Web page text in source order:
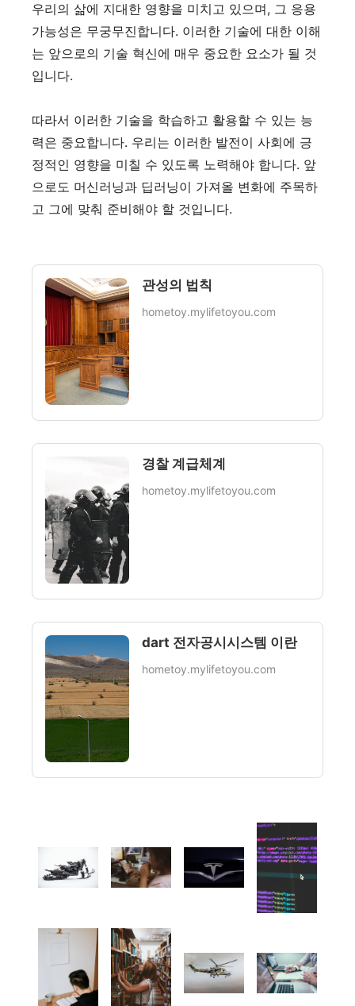
우리의 삶에 지대한 영향을 미치고 있으며, 그 응용
가능성은 무궁무진합니다. 이러한 기술에 대한 이해
는 앞으로의 기술 혁신에 매우 중요한 요소가 될 것
입니다.
따라서 이러한 기술을 학습하고 활용할 수 있는 능
력은 중요합니다. 우리는 이러한 발전이 사회에 긍
정적인 영향을 미칠 수 있도록 노력해야 합니다. 앞
으로도 머신러닝과 딥러닝이 가져올 변화에 주목하
고 그에 맞춰 준비해야 할 것입니다.
관성의 법칙
hometoy.mylifetoyou.com
경찰 계급체계
hometoy.mylifetoyou.com
dart 전자공시시스템 이란
hometoy.mylifetoyou.com